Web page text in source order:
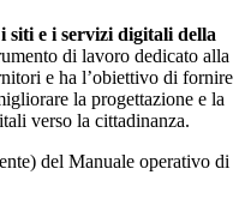
siti e i servizi digitali della
di lavoro dedicato alla
e ha l’obiettivo di fornire
la progettazione e la
verso la cittadinanza.
del Manuale operativo di